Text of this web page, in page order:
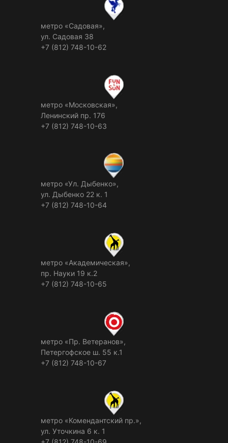
метро «Садовая»,
ул. Садовая 38
+7 (812) 748-10-62
метро «Московская»,
Ленинский пр. 176
+7 (812) 748-10-63
метро «Ул. Дыбенко»,
ул. Дыбенко 22 к. 1
+7 (812) 748-10-64
метро «Академическая»,
пр. Науки 19 к.2
+7 (812) 748-10-65
метро «Пр. Ветеранов»,
Петергофское ш. 55 к.1
+7 (812) 748-10-67
метро «Комендантский пр.»,
ул. Уточкина 6 к. 1